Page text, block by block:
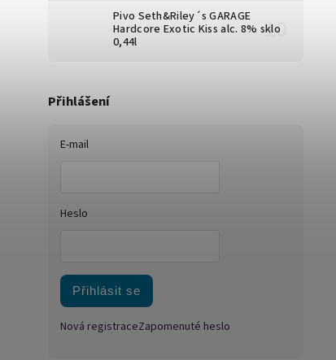
Pivo Seth&Riley´s GARAGE
Hardcore Exotic Kiss alc. 8% sklo
0,44l
Přihlášení
E-mail
Heslo
Přihlásit se
Nová registraceZapomenuté heslo